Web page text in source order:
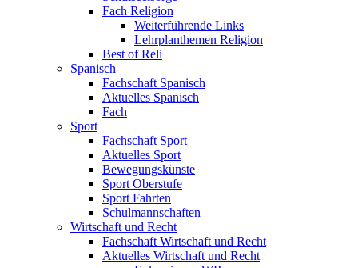
Fach Religion
Weiterführende Links
Lehrplanthemen Religion
Best of Reli
Spanisch
Fachschaft Spanisch
Aktuelles Spanisch
Fach
Sport
Fachschaft Sport
Aktuelles Sport
Bewegungskünste
Sport Oberstufe
Sport Fahrten
Schulmannschaften
Wirtschaft und Recht
Fachschaft Wirtschaft und Recht
Aktuelles Wirtschaft und Recht